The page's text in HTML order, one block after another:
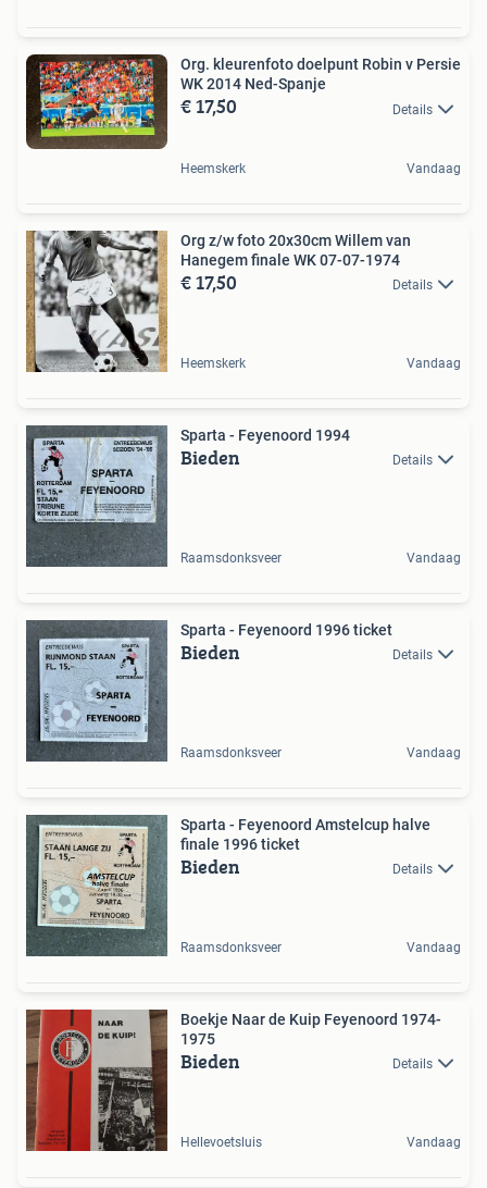
Org. kleurenfoto doelpunt Robin v Persie
WK 2014 Ned-Spanje
€ 17,50 Details
Heemskerk Vandaag
Org z/w foto 20x30cm Willem van
Hanegem finale WK 07-07-1974
€ 17,50 Details
Heemskerk Vandaag
Sparta - Feyenoord 1994
Bieden Details
Raamsdonksveer Vandaag
Sparta - Feyenoord 1996 ticket
Bieden Details
Raamsdonksveer Vandaag
Sparta - Feyenoord Amstelcup halve
finale 1996 ticket
Bieden Details
Raamsdonksveer Vandaag
Boekje Naar de Kuip Feyenoord 1974-
1975
Bieden Details
Hellevoetsluis Vandaag